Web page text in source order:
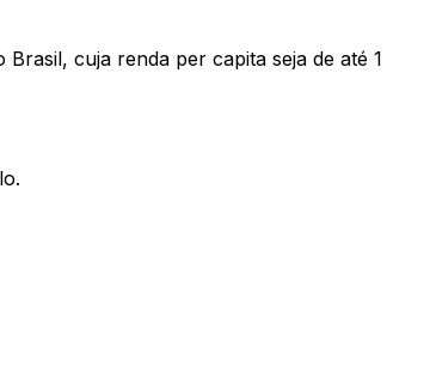
cuja renda per capita seja de até 1